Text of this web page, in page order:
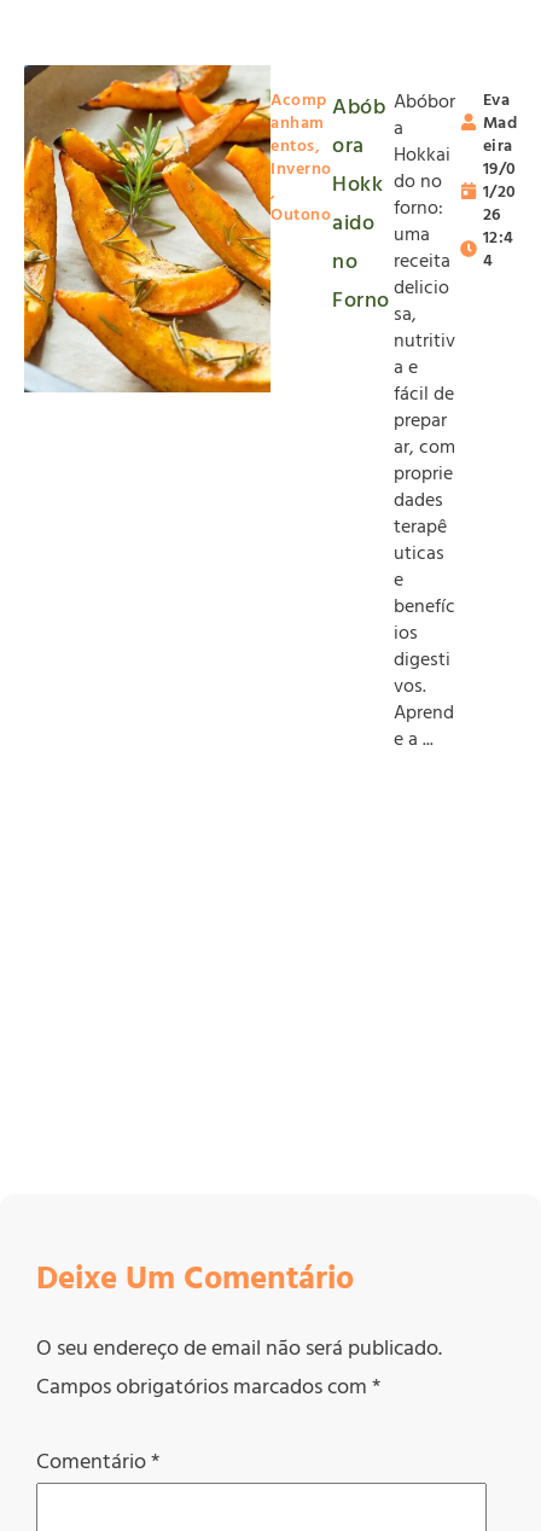
Acomp
anham
entos,
Inverno
,
Outono
Abób
ora
Hokk
aido
no
Forno
Abóbor
a
Hokkai
do no
forno:
uma
receita
delicio
sa,
nutritiv
a e
fácil de
prepar
ar, com
proprie
dades
terapê
uticas
e
benefíc
ios
digesti
vos.
Aprend
e a ...
Eva
Mad
eira
19/0
1/20
26
12:4
4
Deixe Um Comentário
O seu endereço de email não será publicado.
Campos obrigatórios marcados com*
Comentário*